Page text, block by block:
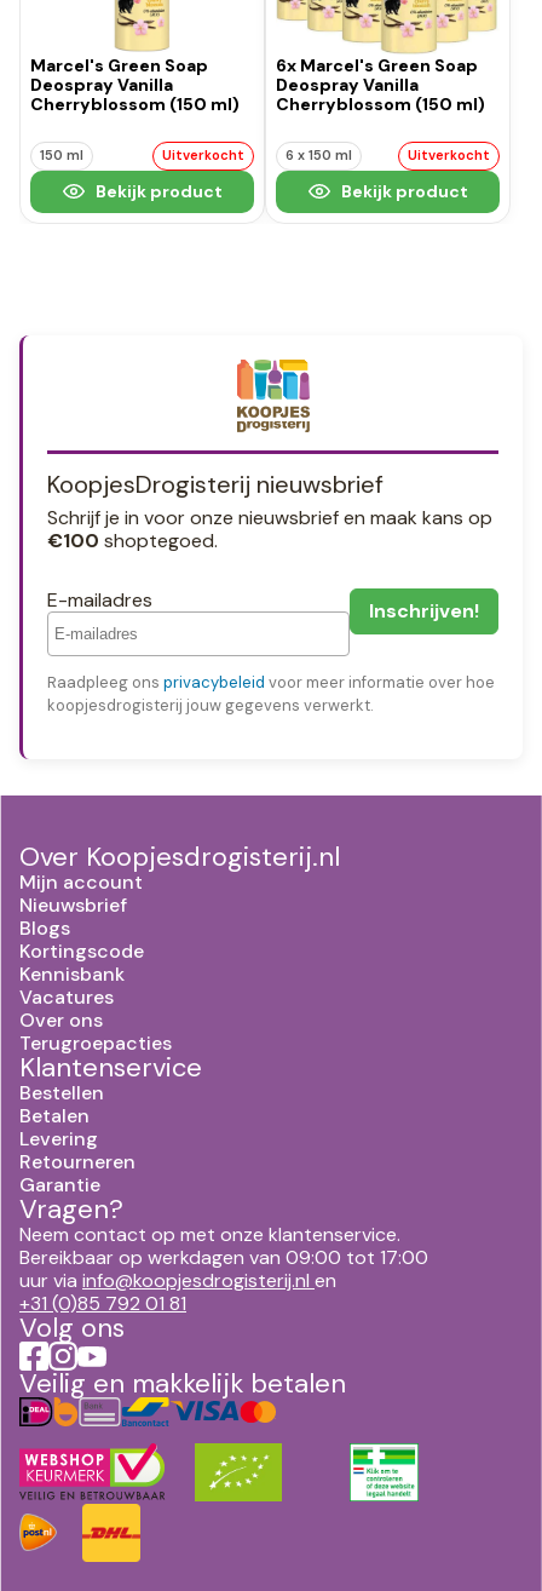
Marcel's Green Soap
Deospray Vanilla
Cherryblossom (150 ml)
150 ml Uitverkocht
Bekijk product
6x Marcel's Green Soap
Deospray Vanilla
Cherryblossom (150 ml)
6 x 150 ml Uitverkocht
Bekijk product
KoopjesDrogisterij nieuwsbrief
Schrijf je in voor onze nieuwsbrief en maak kans op
€100 shoptegoed.
E-mailadres
Raadpleeg ons privacybeleid voor meer informatie over hoe
koopjesdrogisterij jouw gegevens verwerkt.
Over Koopjesdrogisterij.nl
Mijn account
Nieuwsbrief
Blogs
Kortingscode
Kennisbank
Vacatures
Over ons
Terugroepacties
Klantenservice
Bestellen
Betalen
Levering
Retourneren
Garantie
Vragen?
Neem contact op met onze klantenservice.
Bereikbaar op werkdagen van 09:00 tot 17:00
uur via info@koopjesdrogisterij.nl en
+31 (0)85 792 01 81
Volg ons
Veilig en makkelijk betalen